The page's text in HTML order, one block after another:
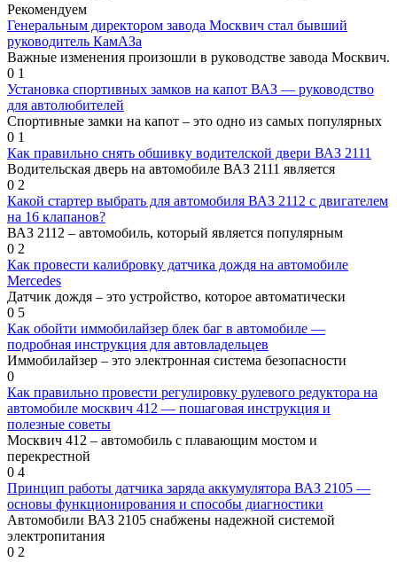
Рекомендуем
Генеральным директором завода Москвич стал бывший
руководитель КамАЗа
Важные изменения произошли в руководстве завода Москвич.
0 1
Установка спортивных замков на капот ВАЗ — руководство
для автолюбителей
Спортивные замки на капот – это одно из самых популярных
0 1
Как правильно снять обшивку водителской двери ВАЗ 2111
Водительская дверь на автомобиле ВАЗ 2111 является
0 2
Какой стартер выбрать для автомобиля ВАЗ 2112 с двигателем
на 16 клапанов?
ВАЗ 2112 – автомобиль, который является популярным
0 2
Как провести калибровку датчика дождя на автомобиле
Mercedes
Датчик дождя – это устройство, которое автоматически
0 5
Как обойти иммобилайзер блек баг в автомобиле —
подробная инструкция для автовладельцев
Иммобилайзер – это электронная система безопасности
0
Как правильно провести регулировку рулевого редуктора на
автомобиле москвич 412 — пошаговая инструкция и
полезные советы
Москвич 412 – автомобиль с плавающим мостом и
перекрестной
0 4
Принцип работы датчика заряда аккумулятора ВАЗ 2105 —
основы функционирования и способы диагностики
Автомобили ВАЗ 2105 снабжены надежной системой
электропитания
0 2